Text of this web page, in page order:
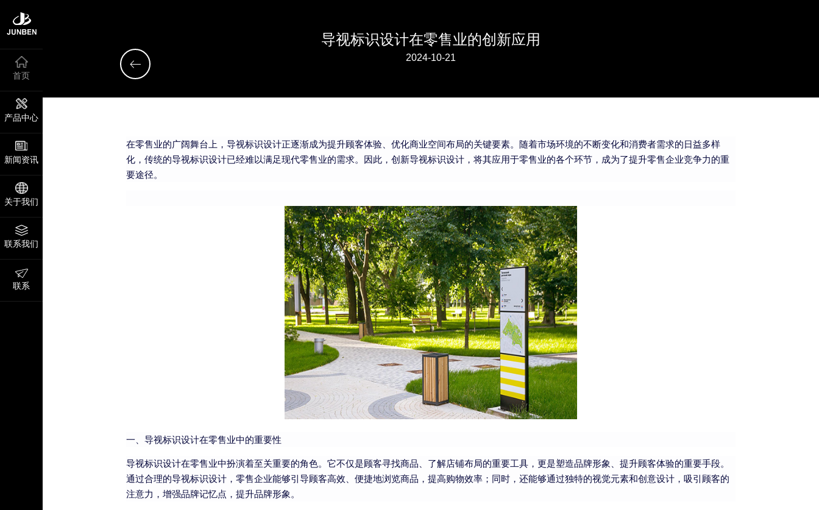
首页
产品中心
新闻资讯
关于我们
联系我们
联系
导视标识设计在零售业的创新应用
2024-10-21
在零售业的广阔舞台上，导视标识设计正逐渐成为提升顾客体验、优化商业空间布局的关键要素。随着市场环境的不断变化和消费者需求的日益多样
化，传统的导视标识设计已经难以满足现代零售业的需求。因此，创新导视标识设计，将其应用于零售业的各个环节，成为了提升零售企业竞争力的重
要途径。
一、导视标识设计在零售业中的重要性
导视标识设计在零售业中扮演着至关重要的角色。它不仅是顾客寻找商品、了解店铺布局的重要工具，更是塑造品牌形象、提升顾客体验的重要手段。
通过合理的导视标识设计，零售企业能够引导顾客高效、便捷地浏览商品，提高购物效率；同时，还能够通过独特的视觉元素和创意设计，吸引顾客的
注意力，增强品牌记忆点，提升品牌形象。